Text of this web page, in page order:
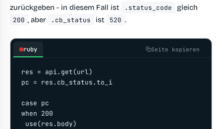
zurückgeben - in diesem Fall ist
.status_code gleich
200 , aber .cb_status ist 520 .
ruby Seite kopieren
res = api.get(url)
pc = res.cb_status.to_i
case pc
when 200
use(res.body)